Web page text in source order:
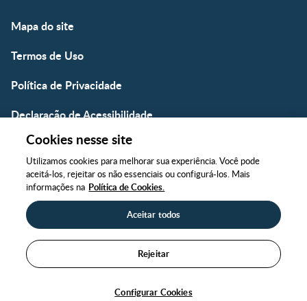
Tem alguma dúvida? Conheça nossos canais de
Mapa do site
Termos de Uso
Política de Privacidade
Declaração de Acessibilidade
Cookie
Copyright @ 2026 Nestlé. Todos os direitos reservados.
Voltar ao topo
Cookies nesse site
Utilizamos cookies para melhorar sua experiência. Você pode
aceitá-los, rejeitar os não essenciais ou configurá-los. Mais
informações na Política de Cookies.
Configurar Cookies
Rejeitar
Aceitar todos